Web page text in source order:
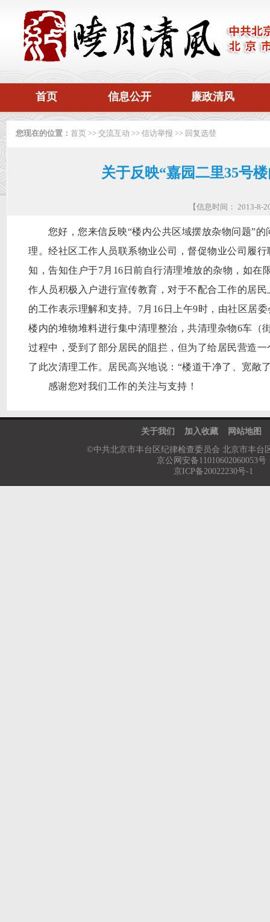
首页 信息公开 廉政清风
您现在的位置： 首页 >> 交流互动 >> 信访举报 >> 回复选登
关于反映“嘉园二里35号
【信息时间： 2013-
您好，您来信反映“楼内公共区域摆放杂物问题”
理。经社区工作人员联系物业公司，督促物业公司履
知，告知住户于7月 16 日前自行清理堆放的杂物，如在
作人员积极入户进行宣传教育，对于不配合工作的居
的工作表示理解和支持。 7月 16 日上午9时，由社区居
楼内的堆物堆料进行集中清理整治，共清理杂物6车（
过程中，受到了部分居民的阻拦，但为了给居民营造
了此次清理工作。居民高兴地说：“楼道干净了、宽敞
感谢您对我们工作的关注与支持！